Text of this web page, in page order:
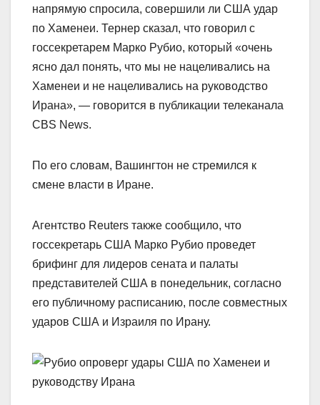
напрямую спросила, совершили ли США удар
по Хаменеи. Тернер сказал, что говорил с
госсекретарем Марко Рубио, который «очень
ясно дал понять, что мы не нацеливались на
Хаменеи и не нацеливались на руководство
Ирана», — говорится в публикации телеканала
CBS News.
По его словам, Вашингтон не стремился к
смене власти в Иране.
Агентство Reuters также сообщило, что
госсекретарь США Марко Рубио проведет
брифинг для лидеров сената и палаты
представителей США в понедельник, согласно
его публичному расписанию, после совместных
ударов США и Израиля по Ирану.